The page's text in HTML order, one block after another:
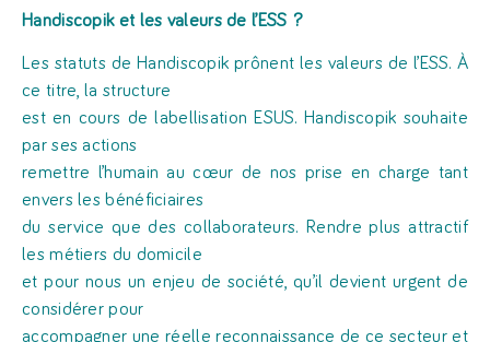
Handiscopik et les valeurs de l’ESS ?
Les statuts de Handiscopik prônent les valeurs de l’ESS. À
ce titre, la structure
est en cours de labellisation ESUS. Handiscopik souhaite
par ses actions
remettre l’humain au cœur de nos prise en charge tant
envers les bénéficiaires
du service que des collaborateurs. Rendre plus attractif
les métiers du domicile
et pour nous un enjeu de société, qu’il devient urgent de
considérer pour
accompagner une réelle reconnaissance de ce secteur et